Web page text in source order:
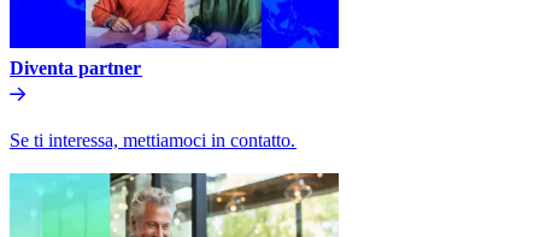
Diventa partner​​
Se ti interessa, mettiamoci in contatto.​​